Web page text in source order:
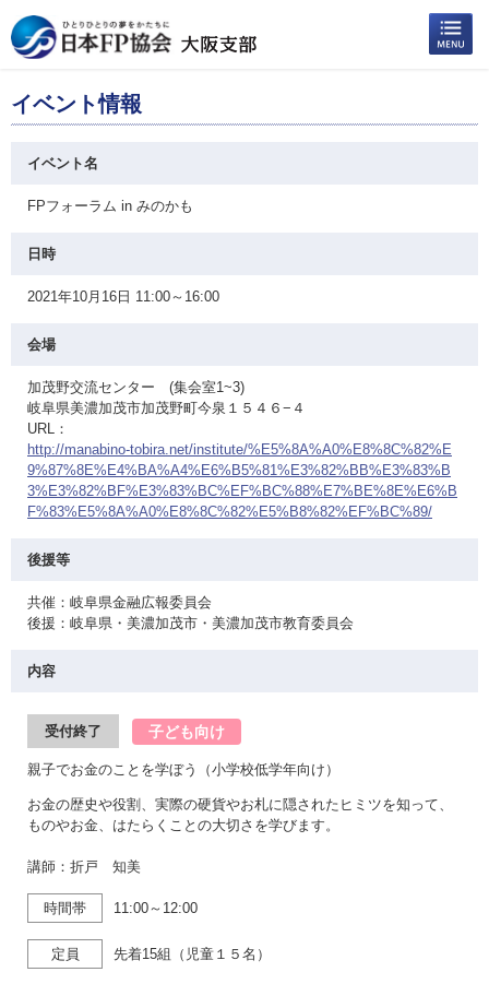
イベント情報
イベント名
FPフォーラム in みのかも
日時
2021年10月16日 11:00～16:00
会場
加茂野交流センター (集会室1~3)
岐阜県美濃加茂市加茂野町今泉１５４６−４
URL：
http://manabino-tobira.net/institute/%E5%8A%A0%E8%8C%82%E
9%87%8E%E4%BA%A4%E6%B5%81%E3%82%BB%E3%83%B
3%E3%82%BF%E3%83%BC%EF%BC%88%E7%BE%8E%E6%B
F%83%E5%8A%A0%E8%8C%82%E5%B8%82%EF%BC%89/
後援等
共催：岐阜県金融広報委員会
後援：岐阜県・美濃加茂市・美濃加茂市教育委員会
内容
受付終了 子ども向け
親子でお金のことを学ぼう（小学校低学年向け）
お金の歴史や役割、実際の硬貨やお札に隠されたヒミツを知って、
ものやお金、はたらくことの大切さを学びます。
講師：折戸 知美
時間帯 11:00～12:00
定員 先着15組（児童１５名）